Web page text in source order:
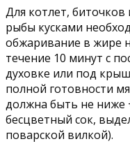
Для котлет,
рыбы кусками
обжаривание в жире
течение 10 минут с
духовке или под
полной готовности
должна быть не ниже
бесцветный сок,
поварской вилкой).